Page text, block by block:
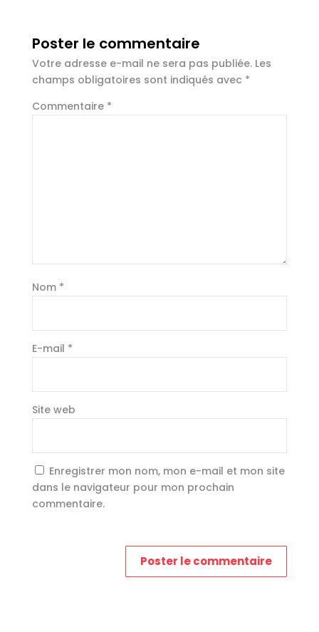
Poster le commentaire
Votre adresse e-mail ne sera pas publiée. Les
champs obligatoires sont indiqués avec *
Commentaire *
Nom *
E-mail *
Site web
Enregistrer mon nom, mon e-mail et mon site
dans le navigateur pour mon prochain
commentaire.